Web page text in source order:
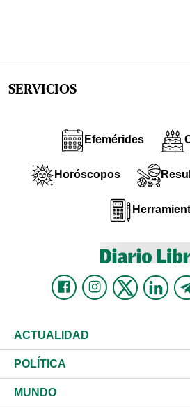
SERVICIOS
Efemérides
Horóscopos
ACTUALIDAD
Nacional
Ciudad
POLÍTICA
Partidos
MUNDO